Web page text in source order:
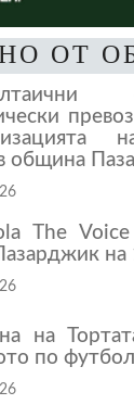
ОТ
община
The
на
по футбол